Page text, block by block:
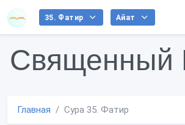
35. Фатир Айат
Священный
Главная Сура 35. Фатир